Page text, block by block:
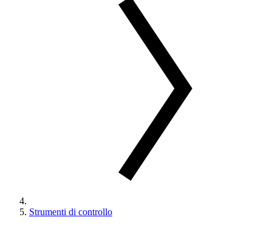
Strumenti di controllo